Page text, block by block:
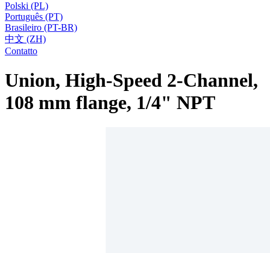
Polski (PL)
Português (PT)
Brasileiro (PT-BR)
中文 (ZH)
Contatto
Union, High-Speed 2-Channel,
108 mm flange, 1/4" NPT